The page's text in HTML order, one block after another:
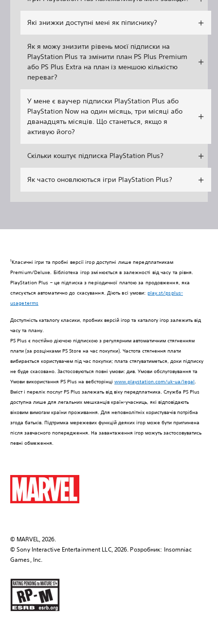
Які знижки доступні мені як піписнику?
Як я можу знизити рівень моєї підписки на
PlayStation Plus та змінити план PS Plus Premium
або PS Plus Extra на план із меншою кількістю
переваг?
У мене є ваучер підписки PlayStation Plus або
PlayStation Now на один місяць, три місяці або
дванадцять місяців. Що станеться, якщо я
активую його?
Скільки коштує підписка PlayStation Plus?
Як часто оновлюються ігри PlayStation Plus?
1Класичні ігри та пробні версії ігор доступні лише передплатникам
Premium/Deluxe. Бібліотека ігор змінюється в залежності від часу та рівня.
PlayStation Plus – це підписка з періодичної платою за продовження, яка
списується автоматично до скасування. Діють всі умови: play.st/psplus-
usageterms
Доступність каталогу класики, пробних версій ігор та каталогу ігор залежить від
часу та плану.
PS Plus є постійно діючою підпискою з регулярним автоматичним стягненням
плати (за розцінками PS Store на час покупки). Частота стягнення плати
вибирається користувачем під час покупки; плата стягуватиметься, доки підписку
не буде скасовано. Застосовуються повні умови: див. Умови обслуговування та
Умови використання PS Plus на вебсторінці www.playstation.com/uk-ua/legal.
Вміст і перелік послуг PS Plus залежать від віку передплатника. Служба PS Plus
доступна лише для легальних мешканців країн-учасниць, які відповідають
віковим вимогам країни проживання. Для неповнолітніх користувачів потрібна
згода батьків. Підтримка мережевих функцій деяких ігор може бути припинена
після завчасного попередження. На завантаження ігор можуть застосовуватись
певні обмеження.
© MARVEL, 2026.
© Sony Interactive Entertainment LLC, 2026. Розробник: Insomniac
Games, Inc.